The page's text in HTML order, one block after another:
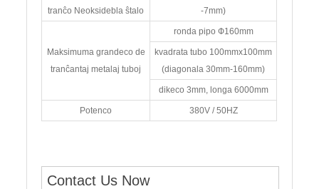
tranĉo Neoksidebla ŝtalo
-7mm)
Maksimuma grandeco de
tranĉantaj metalaj tuboj
ronda pipo Ф160mm
kvadrata tubo 100mmx100mm
(diagonala 30mm-160mm)
dikeco 3mm, longa 6000mm
Potenco 380V / 50HZ
Contact Us Now